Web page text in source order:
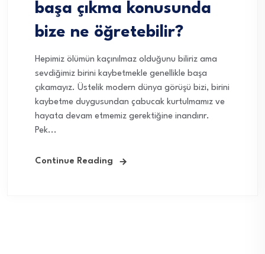
başa çıkma konusunda
bize ne öğretebilir?
Hepimiz ölümün kaçınılmaz olduğunu biliriz ama
sevdiğimiz birini kaybetmekle genellikle başa
çıkamayız. Üstelik modern dünya görüşü bizi, birini
kaybetme duygusundan çabucak kurtulmamız ve
hayata devam etmemiz gerektiğine inandırır.
Pek...
Continue Reading